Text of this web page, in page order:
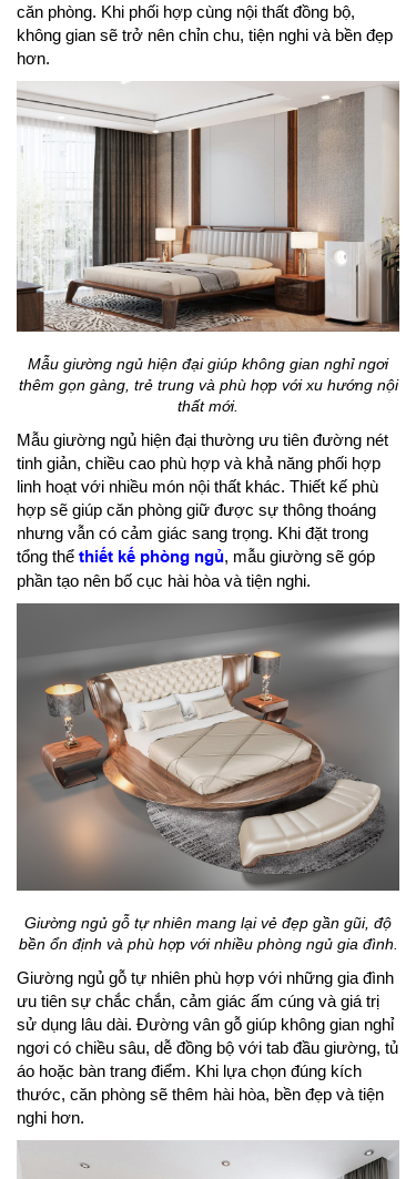
căn phòng. Khi phối hợp cùng nội thất đồng bộ,
không gian sẽ trở nên chỉn chu, tiện nghi và bền đẹp
hơn.
Mẫu giường ngủ hiện đại giúp không gian nghỉ ngơi
thêm gọn gàng, trẻ trung và phù hợp với xu hướng nội
thất mới.
Mẫu giường ngủ hiện đại thường ưu tiên đường nét
tinh giản, chiều cao phù hợp và khả năng phối hợp
linh hoạt với nhiều món nội thất khác. Thiết kế phù
hợp sẽ giúp căn phòng giữ được sự thông thoáng
nhưng vẫn có cảm giác sang trọng. Khi đặt trong
tổng thể thiết kế phòng ngủ, mẫu giường sẽ góp
phần tạo nên bố cục hài hòa và tiện nghi.
Giường ngủ gỗ tự nhiên mang lại vẻ đẹp gần gũi, độ
bền ổn định và phù hợp với nhiều phòng ngủ gia đình.
Giường ngủ gỗ tự nhiên phù hợp với những gia đình
ưu tiên sự chắc chắn, cảm giác ấm cúng và giá trị
sử dụng lâu dài. Đường vân gỗ giúp không gian nghỉ
ngơi có chiều sâu, dễ đồng bộ với tab đầu giường, tủ
áo hoặc bàn trang điểm. Khi lựa chọn đúng kích
thước, căn phòng sẽ thêm hài hòa, bền đẹp và tiện
nghi hơn.